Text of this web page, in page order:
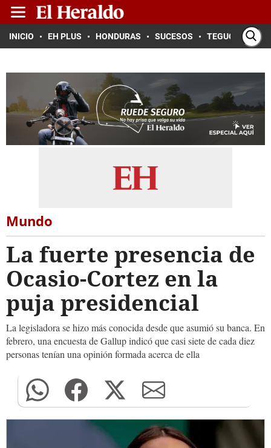
INICIO EH PLUS HONDURAS SUCESOS TEGUCIGALPA
Mundo
La fuerte presencia de
Ocasio-Cortez en la
puja presidencial
La legisladora se hizo más conocida desde que asumió su banca. En
febrero, una encuesta de Gallup indicó que casi siete de cada diez
personas tenían una opinión formada acerca de ella